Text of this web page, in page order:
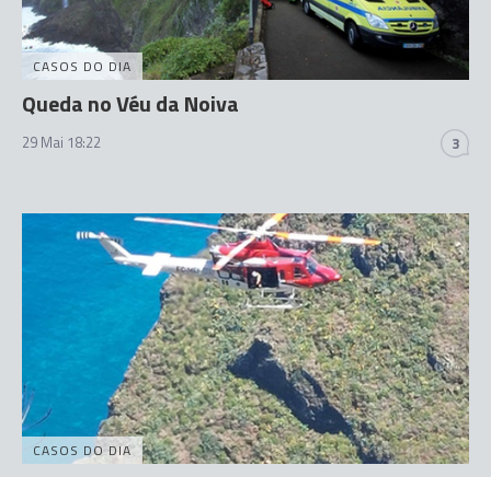
CASOS DO DIA
Queda no Véu da Noiva
29 Mai 18:22 3
CASOS DO DIA